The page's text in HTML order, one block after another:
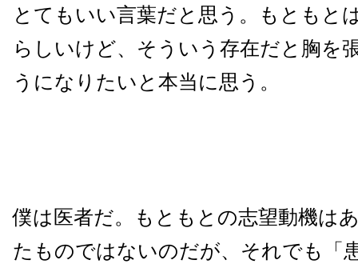
とてもいい言葉だと思う。もともと
らしいけど、そういう存在だと胸を
うになりたいと本当に思う。
僕は医者だ。もともとの志望動機は
たものではないのだが、それでも「